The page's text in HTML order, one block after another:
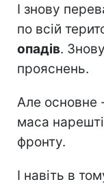
І знову
по всій
опадів.
прояснень.
Але основне
маса
фронту.
І навіть в